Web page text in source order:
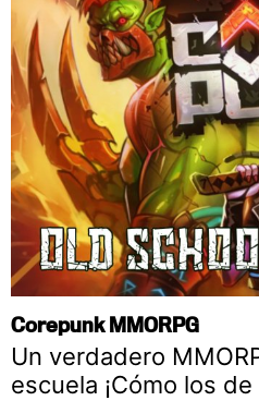
Corepunk MMORPG
Un verdadero
escuela ¡Cómo los